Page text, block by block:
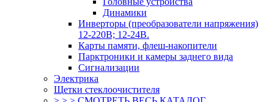
Динамики
Инверторы (преобразователи напряжения)
12-220В; 12-24В.
Карты памяти, флеш-накопители
Парктроники и камеры заднего вида
Сигнализации
Электрика
Щетки стеклоочистителя